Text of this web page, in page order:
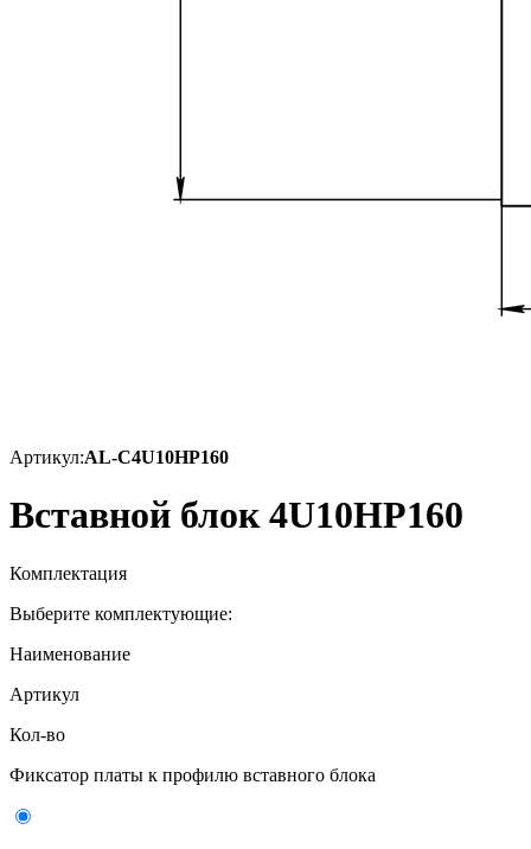
Артикул:AL-C4U10HP160
Вставной блок 4U10HP160
Комплектация
Выберите комплектующие:
Наименование
Артикул
Кол-во
Фиксатор платы к профилю вставного блока